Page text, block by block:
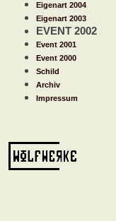
Eigenart 2004
Eigenart 2003
EVENT 2002
Event 2001
Event 2000
Schild
Archiv
Impressum